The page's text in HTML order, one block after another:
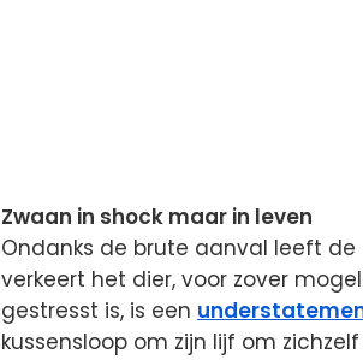
Zwaan in shock maar in leven
Ondanks de brute aanval leeft
verkeert het dier, voor zover
gestresst is, is een
kussensloop om zijn lijf om